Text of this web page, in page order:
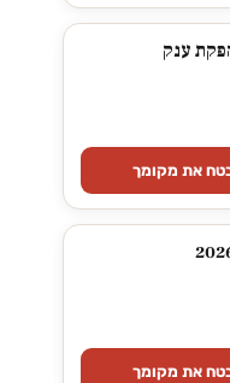
ענק
את מקומך
את מקומך